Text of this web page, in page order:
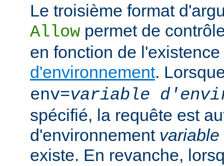
Le troisième format
Allow permet de
en fonction de
d'environnement.
env=variable
spécifié, la requête est
d'environnement
existe. En revanche,